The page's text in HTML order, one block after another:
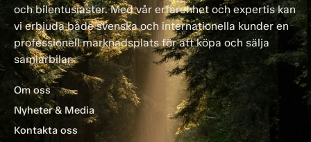
och bilentusiaster. Med vår erfarenhet och expertis kan
vi erbjuda både svenska och internationella kunder en
professionell marknadsplats för att köpa och sälja
samlarbilar.
Om oss
Nyheter & Media
Kontakta oss